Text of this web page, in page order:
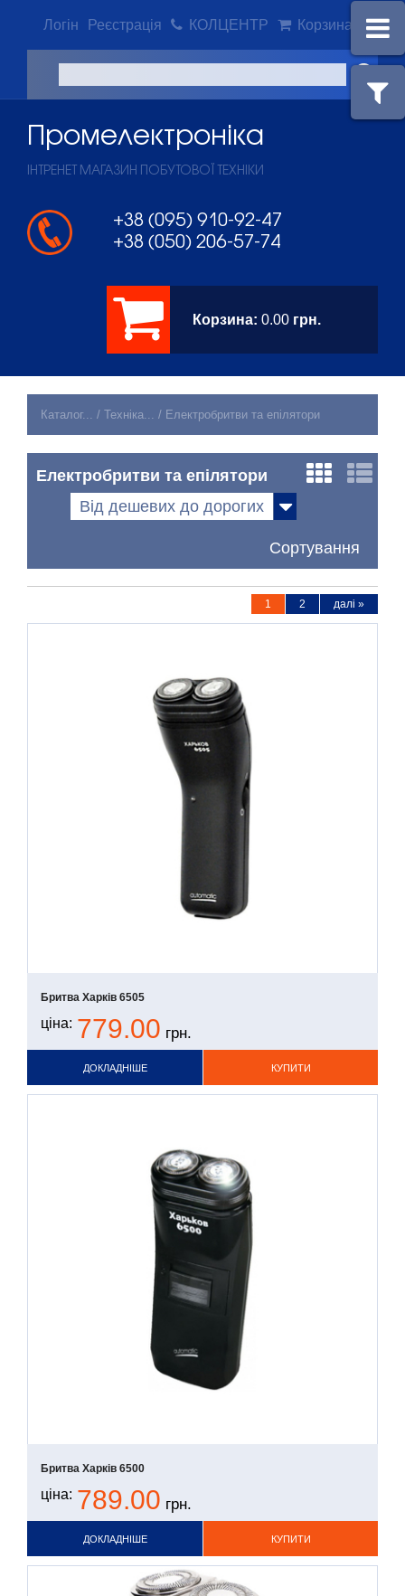
Логін Реєстрація КОЛЦЕНТР Корзина
Промeлектроніка
ІНТРЕНЕТ МАГАЗИН ПОБУТОВОЇ ТЕХНІКИ
+38 (095) 910-92-47
+38 (050) 206-57-74
Корзина: 0.00 грн.
Каталог... / Техніка... / Електробритви та епілятори
Електробритви та епілятори
Від дешевих до дорогих
Сортування
1 2 далі »
Бритва Харків 6505
ціна: 779.00 грн.
КУПИТИ
ДОКЛАДНІШЕ
Бритва Харків 6500
ціна: 789.00 грн.
КУПИТИ
ДОКЛАДНІШЕ